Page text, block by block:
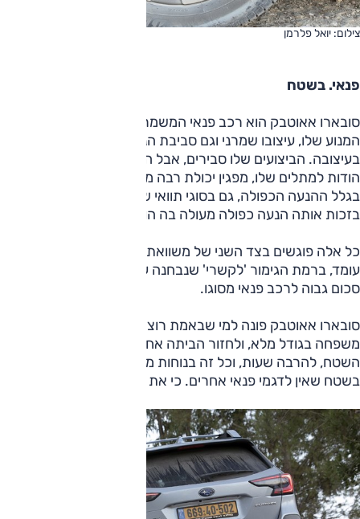
צילום: יואל פלרמן
פנאי. בשטח
סובארו אאוטבק הוא רכב פנאי המשמר מרכיבים מיושנים כמו
המנוע שלו, עיצובו שמרני וגם סביבת הנהג שלו אינה מתעלה
בעיצובה. הביצועים שלו סבירים, אבל הוא מצטיין בנוחות הנסיעה
הודות למתלים שלו, מפגין יכולת רבה מאוד ביחס לבני מינו בשטח
בגלל ההנעה הכפולה, גם בסוגי תוואי שעבורם הם מחוץ לתחום,
בזכות אותה הנעה כפולה מעולה בה הוא מצויד.
כל אלה פוגשים בצד השני של משוואת התמורה את המחיר, וזה
סכום גבוה לרכב פנאי מסוגו.
סובארו אאוטבק פונה למי שבאמת רוצה לטייל, לעשות את זה עם
משפחה בגודל מלא, ולחזור הביתה אחרי טיול שבילים לעומק
השטח, להרבה שעות, וכל זה בנוחות מרבית, אגב הפגנת יכולת
בשטח שאין לדגמי פנאי אחרים. כי את זה הוא עושה הכי טוב.